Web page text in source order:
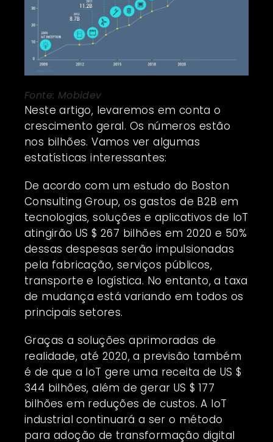
Fonte: Mobidev
Neste artigo, levaremos em conta o
crescimento geral. Os números estão
nos bilhões. Vamos ver algumas
estatísticas interessantes:
De acordo com um estudo do Boston
Consulting Group, os gastos de B2B em
tecnologias, soluções e aplicativos de IoT
atingirão US $ 267 bilhões em 2020 e 50%
dessas despesas serão impulsionadas
pela fabricação, serviços públicos,
transporte e logística. No entanto, a taxa
de mudança está variando em todos os
principais setores.
Graças a soluções aprimoradas de
realidade, até 2020, a previsão também
é de que a IoT gere uma receita de US $
344 bilhões, além de gerar US $ 177
bilhões em reduções de custos. A IoT
industrial continuará a ser o método
para adoção de transformação digital